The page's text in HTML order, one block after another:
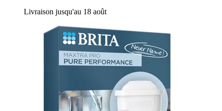
Livraison jusqu'au 18 août